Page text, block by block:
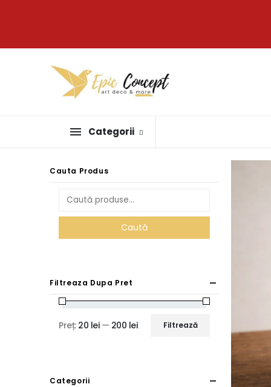
Categorii
Cauta Produs
Caută
Filtreaza Dupa Pret
Preț
Preț
Filtrează
Preț: 20 lei— 200 lei
Categorii